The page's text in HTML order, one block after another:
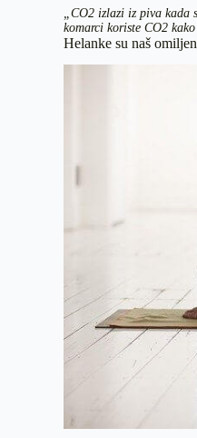
„CO2 izlazi iz piva
komarci koriste CO2
Helanke su naš